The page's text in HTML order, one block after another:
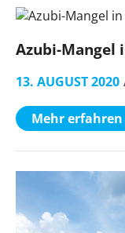
Azubi-Mangel
13. AUGUST 2020
Mehr erfahren